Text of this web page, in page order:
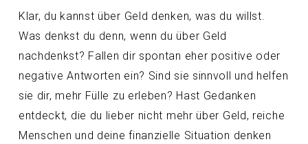
Klar, du kannst über Geld denken, was du willst.
Was denkst du denn, wenn du über Geld
nachdenkst? Fallen dir spontan eher positive oder
negative Antworten ein? Sind sie sinnvoll und helfen
sie dir, mehr Fülle zu erleben? Hast Gedanken
entdeckt, die du lieber nicht mehr über Geld, reiche
Menschen und deine finanzielle Situation denken